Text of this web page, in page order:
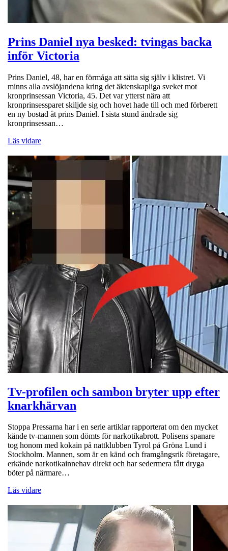
Prins Daniel nya besked: tvingas backa
inför Victoria
Prins Daniel, 48, har en förmåga att sätta sig själv i klistret. Vi
minns alla avslöjandena kring det äktenskapliga sveket mot
kronprinsessan Victoria, 45. Det var ytterst nära att
kronprinsessparet skiljde sig och hovet hade till och med förberett
en ny bostad åt prins Daniel. I sista stund ändrade sig
kronprinsessan…
Läs vidare
Tv-profilen och sambon bryter upp efter
knarkhärvan
Stoppa Pressarna har i en serie artiklar rapporterat om den mycket
kände tv-mannen som dömts för narkotikabrott. Polisens spanare
tog honom med kokain på nattklubben Tyrol på Gröna Lund i
Stockholm. Mannen, som är en känd och framgångsrik företagare,
erkände narkotikainnehav direkt och har sedermera fått dryga
böter på närmare…
Läs vidare